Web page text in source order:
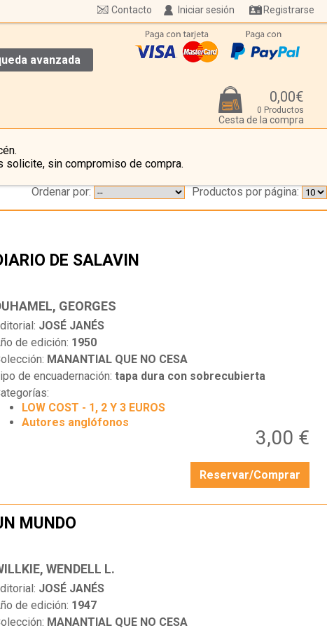
Iniciar sesión Registrarse
Contacto
avanzada
0,00€
0 Productos
Cesta de la compra
solicite, sin compromiso de compra.
Productos por página:
Ordenar por:
DE SALAVIN
GEORGES
JOSÉ JANÉS
de edición: 1950
MANANTIAL QUE NO CESA
de encuadernación: tapa dura con sobrecubierta
LOW COST - 1, 2 Y 3 EUROS
Autores anglófonos
3,00 €
Reservar/Comprar
MUNDO
WENDELL L.
JOSÉ JANÉS
de edición: 1947
MANANTIAL QUE NO CESA